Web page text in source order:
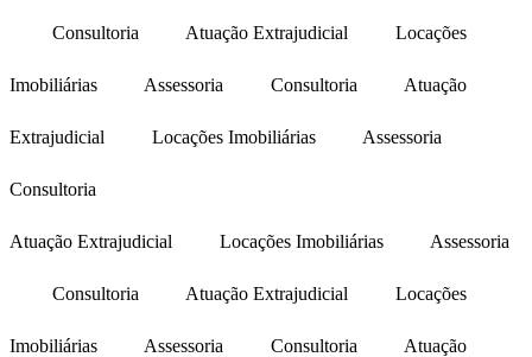
Consultoria Atuação Extrajudicial Locações
Imobiliárias Assessoria Consultoria Atuação
Extrajudicial Locações Imobiliárias Assessoria
Consultoria
Atuação Extrajudicial Locações Imobiliárias Assessoria
Consultoria Atuação Extrajudicial Locações
Imobiliárias Assessoria Consultoria Atuação